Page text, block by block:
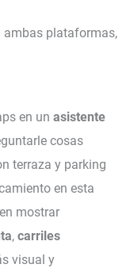
ambas plataformas,
en un asistente
cosas
terraza y parking
en esta
mostrar
, carriles
visual y